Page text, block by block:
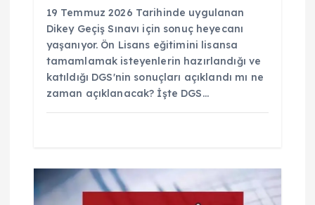
19 Temmuz 2026 Tarihinde uygulanan
Dikey Geçiş Sınavı için sonuç heyecanı
yaşanıyor. Ön Lisans eğitimini lisansa
tamamlamak isteyenlerin hazırlandığı ve
katıldığı DGS'nin sonuçları açıklandı mı ne
zaman açıklanacak? İşte DGS…